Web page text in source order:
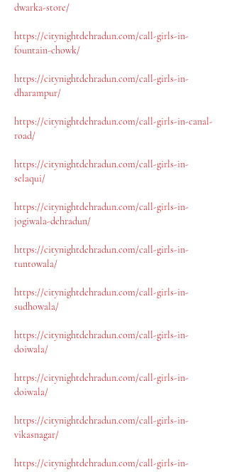
dwarka-store/
https://citynightdehradun.com/call-girls-in-
fountain-chowk/
https://citynightdehradun.com/call-girls-in-
dharampur/
https://citynightdehradun.com/call-girls-in-canal-
road/
https://citynightdehradun.com/call-girls-in-
selaqui/
https://citynightdehradun.com/call-girls-in-
jogiwala-dehradun/
https://citynightdehradun.com/call-girls-in-
tuntowala/
https://citynightdehradun.com/call-girls-in-
sudhowala/
https://citynightdehradun.com/call-girls-in-
doiwala/
https://citynightdehradun.com/call-girls-in-
doiwala/
https://citynightdehradun.com/call-girls-in-
vikasnagar/
https://citynightdehradun.com/call-girls-in-